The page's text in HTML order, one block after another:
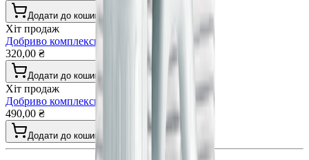
Додати до кошика
Хіт продаж
Добриво комплексне газонні трави гранула
320,00 ₴
Додати до кошика
Хіт продаж
Добриво комплексне для картоплі гранула
490,00 ₴
Додати до кошика